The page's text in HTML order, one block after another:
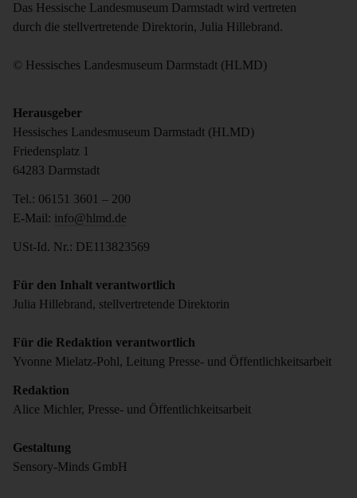
Das Hessische Landesmuseum Darmstadt wird vertreten
durch die stellvertretende Direktorin, Julia Hillebrand.
© Hessisches Landesmuseum Darmstadt (HLMD)
Herausgeber
Hessisches Landesmuseum Darmstadt (HLMD)
Friedensplatz 1
64283 Darmstadt
Tel.: 06151 3601 – 200
E-Mail: info@hlmd.de
USt-Id. Nr.: DE113823569
Für den Inhalt verantwortlich
Julia Hillebrand, stellvertretende Direktorin
Für die Redaktion verantwortlich
Yvonne Mielatz-Pohl, Leitung Presse- und Öffentlichkeitsarbeit
Redaktion
Alice Michler, Presse- und Öffentlichkeitsarbeit
Gestaltung
Sensory-Minds GmbH